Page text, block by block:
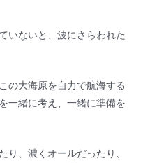
いないと、波にさらわれた
の大海原を自力で航海する
一緒に考え、一緒に準備を
り、濃くオールだったり、